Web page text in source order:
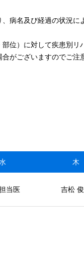
病名及び経過の状況
位）に対して疾患別
がございますのでご注
木
当医 吉松